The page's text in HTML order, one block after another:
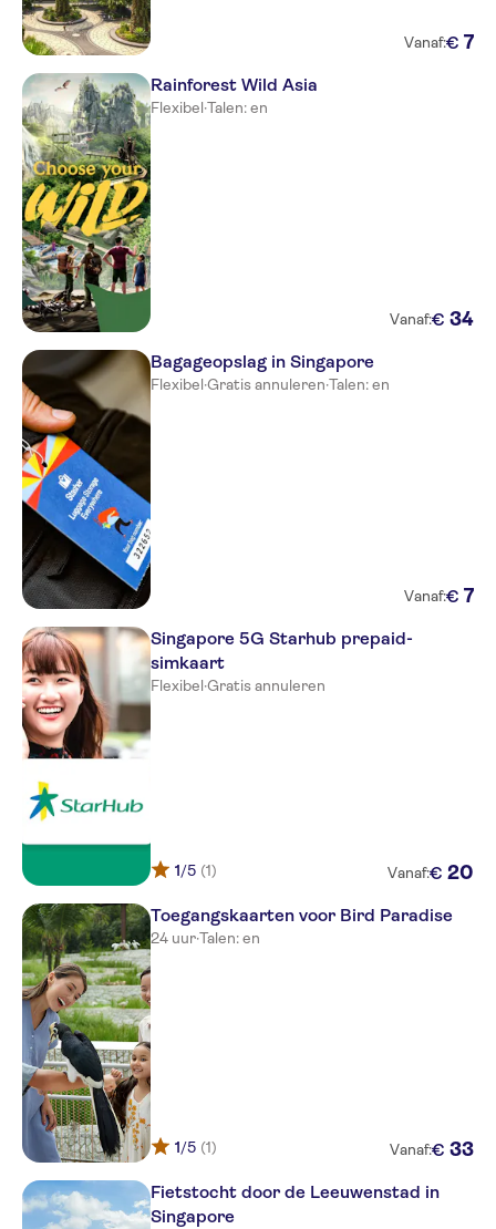
Vanaf:€ 7
Rainforest Wild Asia
Flexibel·Talen: en
Vanaf:€ 34
Bagageopslag in Singapore
Flexibel·Gratis annuleren·Talen: en
Vanaf:€ 7
Singapore 5G Starhub prepaid-
simkaart
Flexibel·Gratis annuleren
1/5 (1) Vanaf:€ 20
Toegangskaarten voor Bird Paradise
24 uur·Talen: en
1/5 (1) Vanaf:€ 33
Fietstocht door de Leeuwenstad in
Singapore